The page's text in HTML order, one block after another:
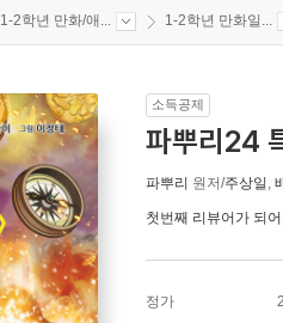
1-2학년 만화/애... 1-2학년 만화일...
소득공제
파뿌리24
파뿌리 원저/주상일 ,
첫번째 리뷰어가 되
정가